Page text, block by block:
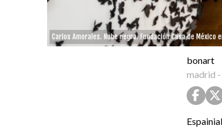
Carlos Amorales. Nube negra. Fundación Casa de México
bonart
madrid -